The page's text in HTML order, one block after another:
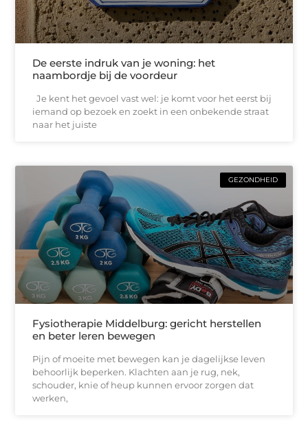
De eerste indruk van je woning: het
naambordje bij de voordeur
Je kent het gevoel vast wel: je komt voor het eerst bij
iemand op bezoek en zoekt in een onbekende straat
naar het juiste
GEZONDHEID
Fysiotherapie Middelburg: gericht herstellen
en beter leren bewegen
Pijn of moeite met bewegen kan je dagelijkse leven
behoorlijk beperken. Klachten aan je rug, nek,
schouder, knie of heup kunnen ervoor zorgen dat
werken,